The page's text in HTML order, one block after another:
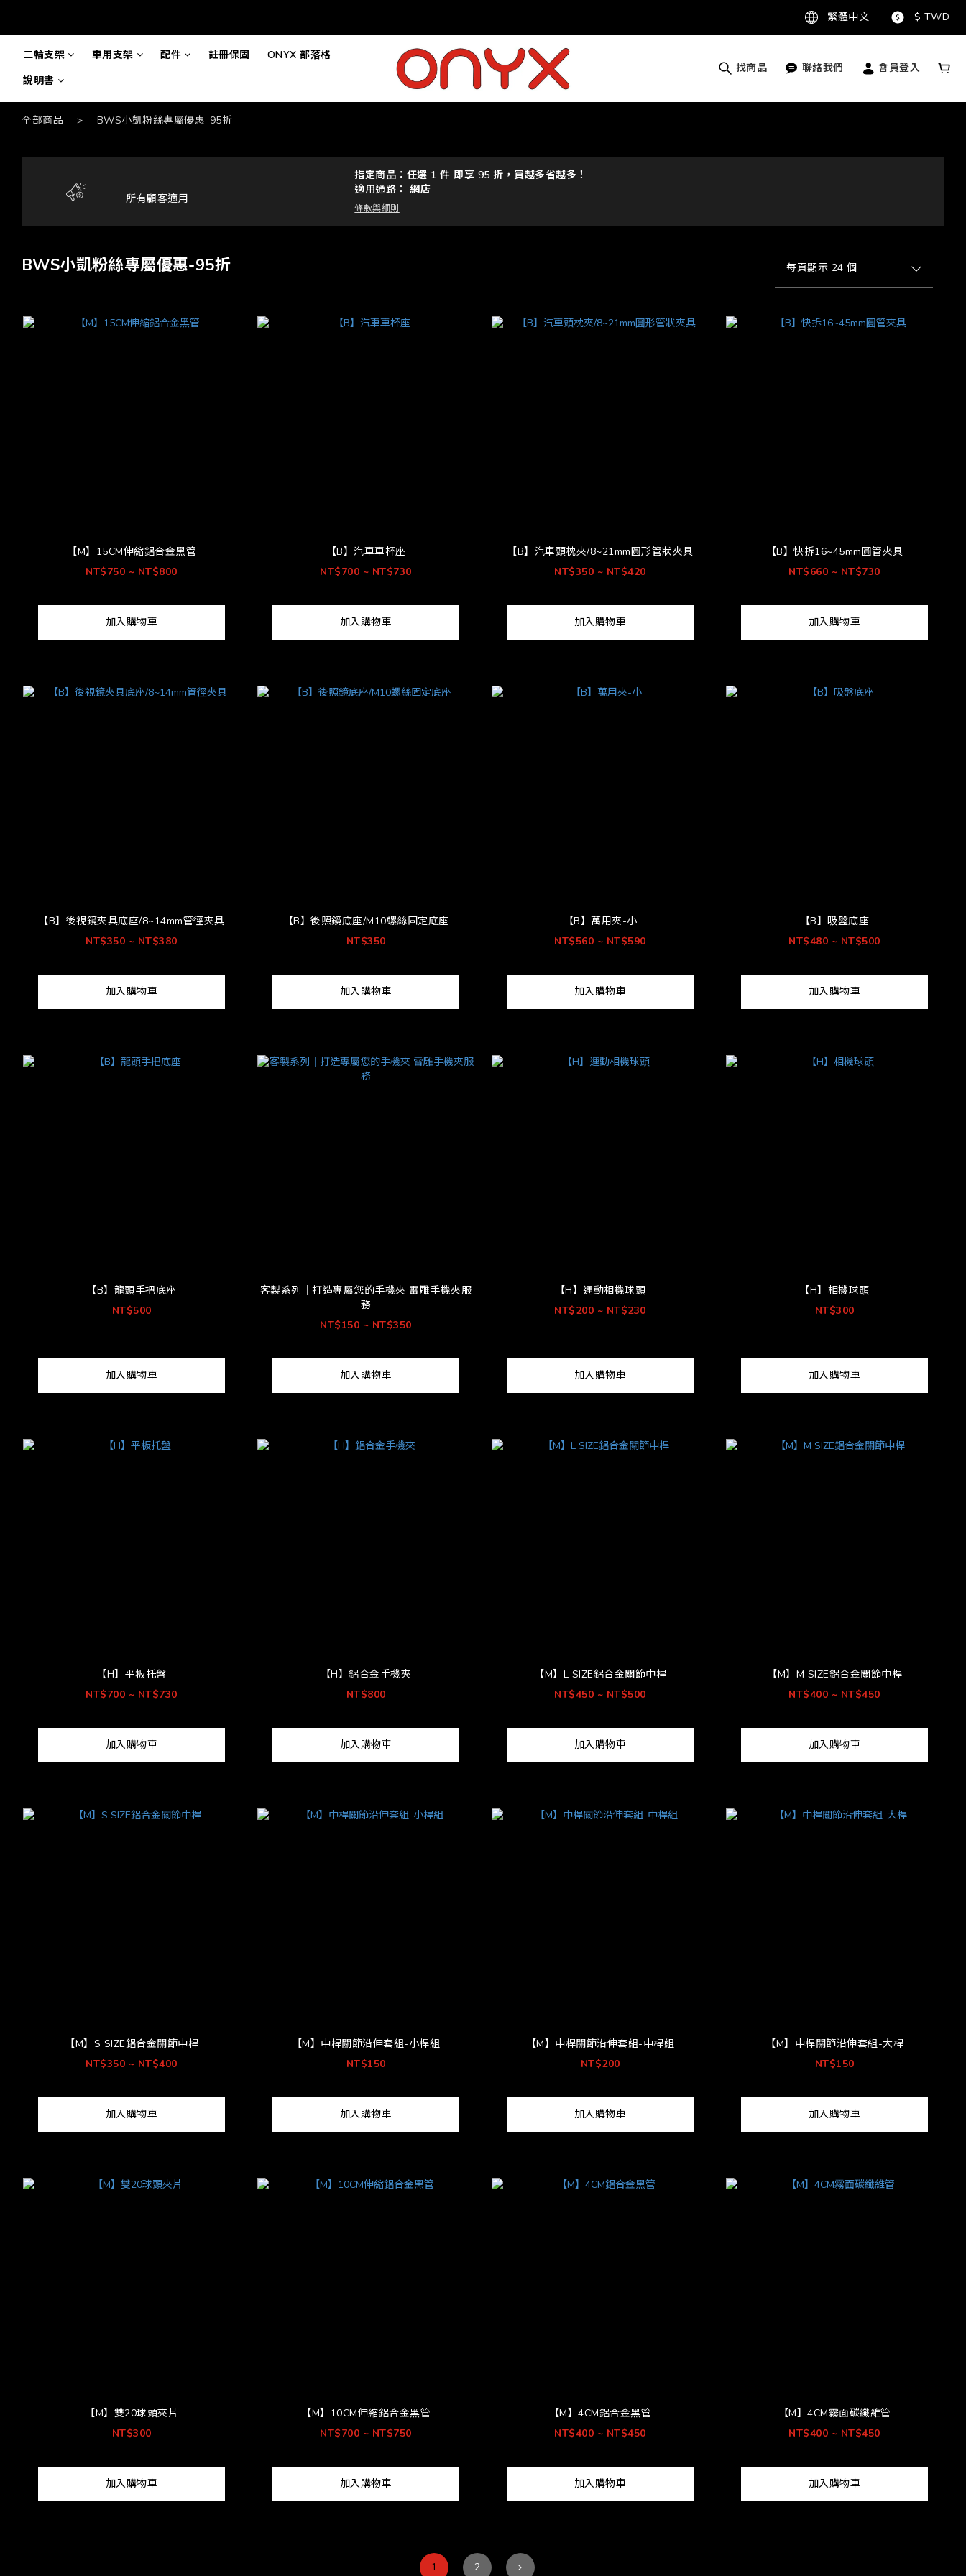
繁體中文 $ TWD
二輪支架 車用支架 配件 註冊保固
ONYX 部落格
說明書
找商品 聯絡我們 會員登入
全部商品 > BWS小凱粉絲專屬優惠-95折
所有顧客適用
指定商品：任選 1 件 即享 95 折，買越多省越多！
適用通路：網店
條款與細則
BWS小凱粉絲專屬優惠-95折 每頁顯示 24 個
【M】15CM伸縮鋁合金黑管
NT$750 ~ NT$800
加入購物車
【B】汽車車杯座
NT$700 ~ NT$730
加入購物車
【B】汽車頭枕夾/8~21mm圓形管狀夾具
NT$350 ~ NT$420
加入購物車
【B】快拆16~45mm圓管夾具
NT$660 ~ NT$730
加入購物車
【B】後視鏡夾具底座/8~14mm管徑夾具
NT$350 ~ NT$380
加入購物車
【B】後照鏡底座/M10螺絲固定底座
NT$350
加入購物車
【B】萬用夾-小
NT$560 ~ NT$590
加入購物車
【B】吸盤底座
NT$480 ~ NT$500
加入購物車
【B】龍頭手把底座
NT$500
加入購物車
客製系列｜打造專屬您的手機夾 雷雕手機夾服
務
NT$150 ~ NT$350
加入購物車
【H】運動相機球頭
NT$200 ~ NT$230
加入購物車
【H】相機球頭
NT$300
加入購物車
【H】平板托盤
NT$700 ~ NT$730
加入購物車
【H】鋁合金手機夾
NT$800
加入購物車
【M】L SIZE鋁合金關節中桿
NT$450 ~ NT$500
加入購物車
【M】M SIZE鋁合金關節中桿
NT$400 ~ NT$450
加入購物車
【M】S SIZE鋁合金關節中桿
NT$350 ~ NT$400
加入購物車
【M】中桿關節沿伸套組-小桿組
NT$150
加入購物車
【M】中桿關節沿伸套組-中桿組
NT$200
加入購物車
【M】中桿關節沿伸套組-大桿
NT$150
加入購物車
【M】雙20球頭夾片
NT$300
加入購物車
【M】10CM伸縮鋁合金黑管
NT$700 ~ NT$750
加入購物車
【M】4CM鋁合金黑管
NT$400 ~ NT$450
加入購物車
【M】4CM霧面碳纖維管
NT$400 ~ NT$450
加入購物車
1 2